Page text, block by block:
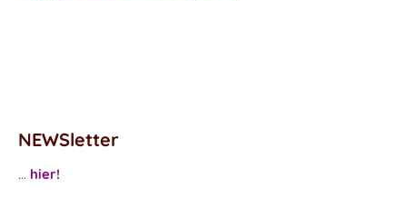
NEWSletter
... hier!